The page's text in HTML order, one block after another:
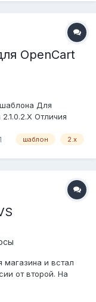
OpenCart
Для
2.1.0.2.X Отличия
шаблон 2.x
и встал
от второй. На
или